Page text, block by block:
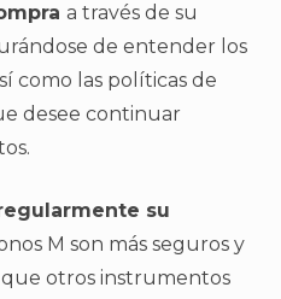
a través de su
de entender los
como las políticas de
desee continuar
su
M son más seguros y
otros instrumentos